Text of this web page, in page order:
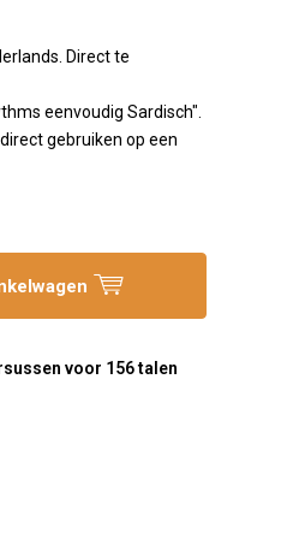
Direct te
eenvoudig Sardisch".
gebruiken op een
voor 156 talen